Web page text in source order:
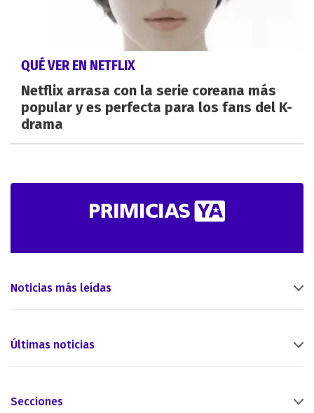
QUÉ VER EN NETFLIX
Netflix arrasa con la serie coreana más
popular y es perfecta para los fans del K-
drama
Noticias más leídas
Últimas noticias
Secciones